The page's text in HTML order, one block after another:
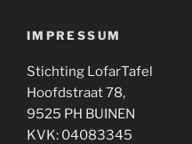
IMPRESSUM
Stichting LofarTafel
Hoofdstraat 78,
9525 PH BUINEN
KVK: 04083345